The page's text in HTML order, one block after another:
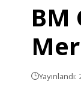
BM